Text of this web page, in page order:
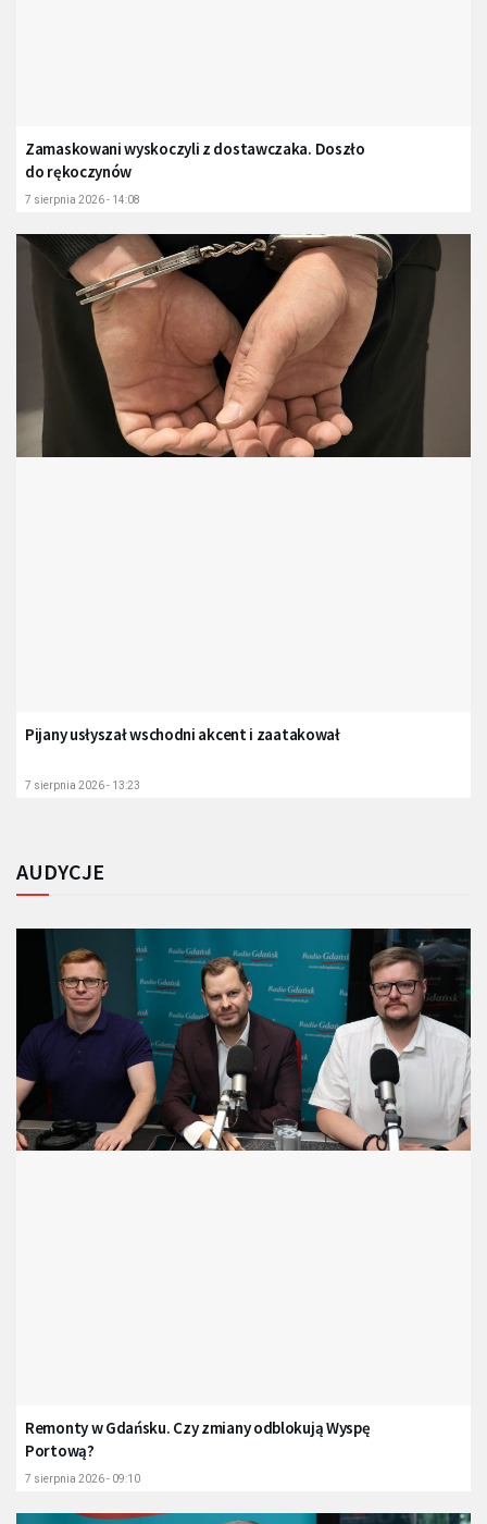
Zamaskowani wyskoczyli z dostawczaka. Doszło
do rękoczynów
7 sierpnia 2026 - 14:08
Pijany usłyszał wschodni akcent i zaatakował
7 sierpnia 2026 - 13:23
AUDYCJE
Remonty w Gdańsku. Czy zmiany odblokują Wyspę
Portową?
7 sierpnia 2026 - 09:10